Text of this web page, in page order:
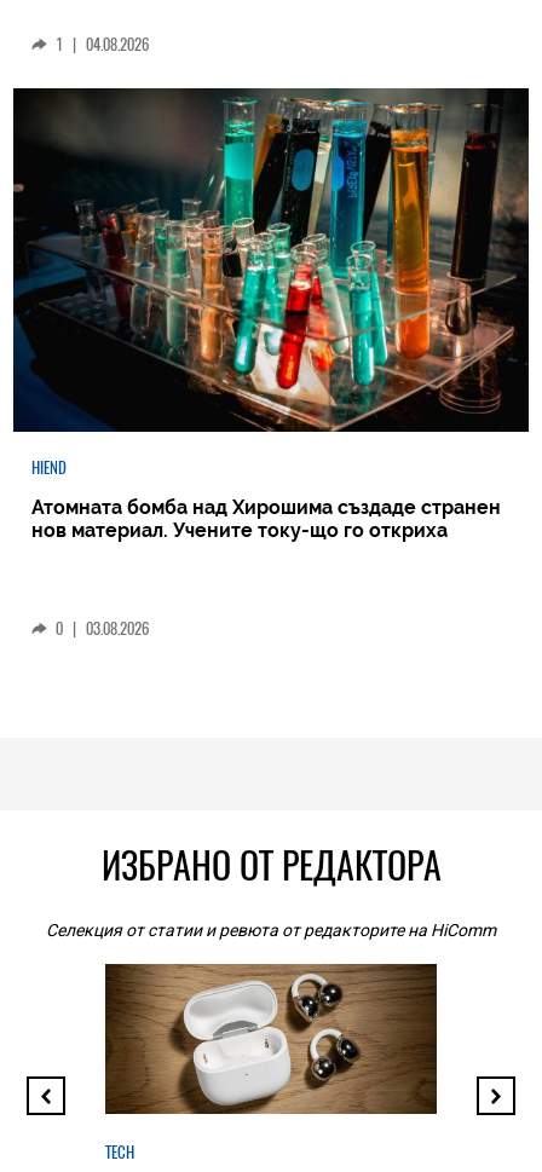
1 | 04.08.2026
HIEND
Атомната бомба над Хирошима създаде странен
нов материал. Учените току-що го откриха
0 | 03.08.2026
ИЗБРАНО ОТ РЕДАКТОРА
Селекция от статии и ревюта от редакторите на HiComm
TECH